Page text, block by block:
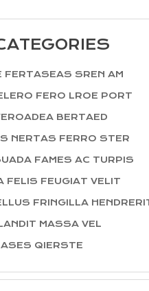
FERTASEAS SREN AM
FERO LROE PORT
BERTAED
NERTAS FERRO STER
FAMES AC TURPIS
FELIS FEUGIAT VELIT
FRINGILLA
MASSA VEL
QIERSTE